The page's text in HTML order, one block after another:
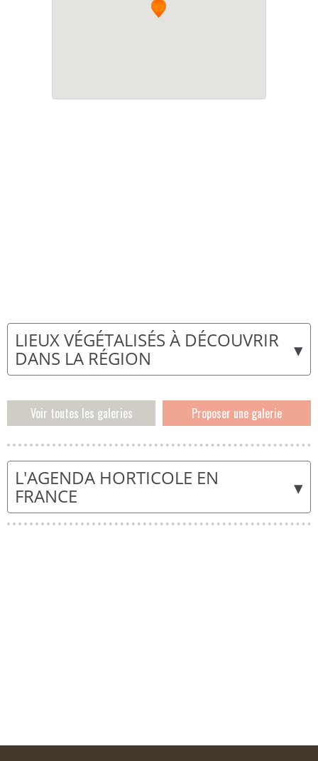
▾
LIEUX VÉGÉTALISÉS À DÉCOUVRIR
DANS LA RÉGION
Voir toutes les galeries Proposer une galerie
▾
L'AGENDA HORTICOLE EN
FRANCE